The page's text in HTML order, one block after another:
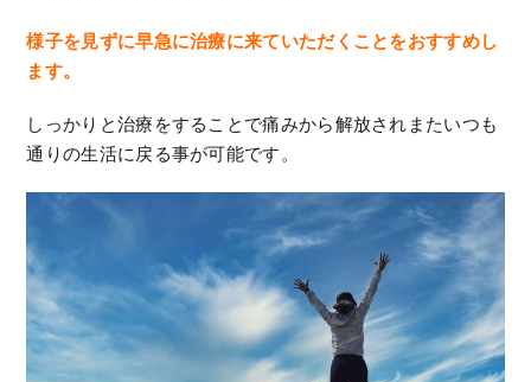
様子を見ずに早急に治療に来ていただくことをおすすめし
ます。
しっかりと治療をすることで痛みから解放されまたいつも
通りの生活に戻る事が可能です。